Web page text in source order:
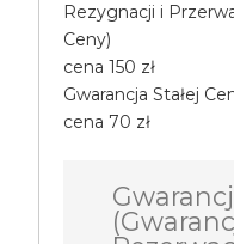
Rezygnacji i
Ceny)
cena 150 zł
Gwarancja Stałej
cena 70 zł